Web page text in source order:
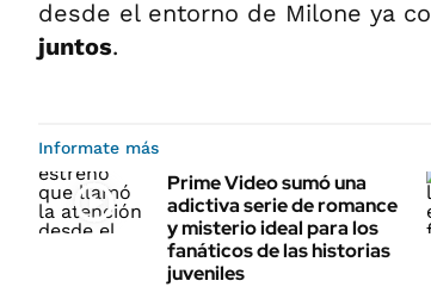
desde el entorno de Milone ya
juntos.
Informate más
Prime Video sumó una
adictiva serie de romance
y misterio ideal para los
fanáticos de las historias
juveniles